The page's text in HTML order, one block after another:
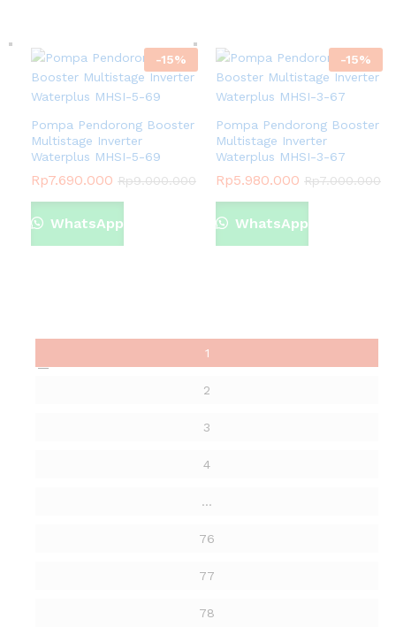
-15%
Pompa Pendorong Booster
Multistage Inverter
Waterplus MHSI-5-69
Rp7.690.000 Rp9.000.000
WhatsApp
-15%
Pompa Pendorong Booster
Multistage Inverter
Waterplus MHSI-3-67
Rp5.980.000 Rp7.000.000
WhatsApp
1
2
3
4
…
76
77
78